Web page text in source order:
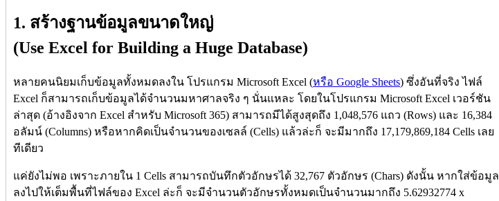
1. สร้างฐานข้อมูลขนาดใหญ่
(Use Excel for Building a Huge Database)
หลายคนนิยมเก็บข้อมูลทั้งหมดลงใน โปรแกรม Microsoft Excel (หรือ Google Sheets) ซึ่งอันที่จริง ไฟล์
Excel ก็สามารถเก็บข้อมูลได้จำนวนมหาศาลจริง ๆ นั่นแหละ โดยในโปรแกรม Microsoft Excel เวอร์ชัน
ล่าสุด (อ้างอิงจาก Excel สำหรับ Microsoft 365) สามารถมีได้สูงสุดถึง 1,048,576 แถว (Rows) และ 16,384
อลัมน์ (Columns) หรือหากคิดเป็นจำนวนของเซลล์ (Cells) แล้วล่ะก็ จะมีมากถึง 17,179,869,184 Cells เลย
ทีเดียว
แค่ยังไม่พอ เพราะภายใน 1 Cells สามารถบันทึกตัวอักษรได้ 32,767 ตัวอักษร (Chars) ดังนั้น หากใส่ข้อมูล
ลงไปให้เต็มพื้นที่ไฟล์ของ Excel ล่ะก็ จะมีจำนวนตัวอักษรทั้งหมดเป็นจำนวนมากถึง 5.62932774 x